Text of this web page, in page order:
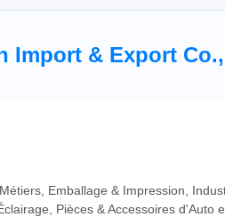
Import & Export
Emballage & Impression,
Pièces & Accessoires d'Auto